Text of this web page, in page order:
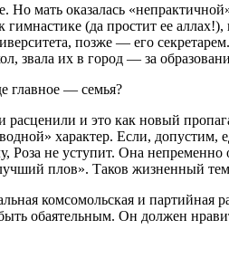
мать оказалась
(да простит ее
позже — его
их в город — за
главное — семья?
и это как новый
характер. Если, допустим,
не уступит. Она
плов». Таков жизненный
комсомольская и
обаятельным. Он должен